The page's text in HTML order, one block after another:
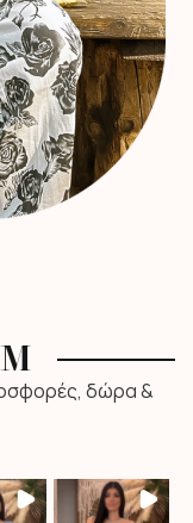
δώρα &